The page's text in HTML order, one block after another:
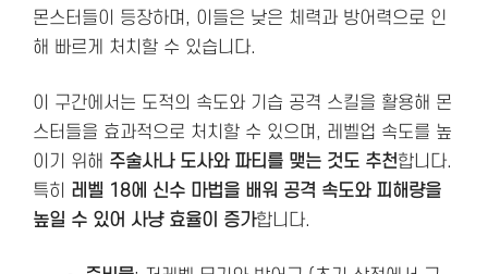
몬스터들이 등장하며, 이들은 낮은 체력과 방어력으로 인
해 빠르게 처치할 수 있습니다.
이 구간에서는 도적의 속도와 기습 공격 스킬을 활용해 몬
스터들을 효과적으로 처치할 수 있으며, 레벨업 속도를 높
이기 위해 주술사나 도사와 파티를 맺는 것도 추천합니다.
특히 레벨 18에 신수 마법을 배워 공격 속도와 피해량을
높일 수 있어 사냥 효율이 증가합니다.